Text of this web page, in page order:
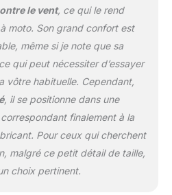
le vent, ce qui le rend
moto. Son grand confort est
même si je note que sa
qui peut nécessiter d’essayer
vôtre habituelle. Cependant,
, il se positionne dans une
finalement à la
Pour ceux qui cherchent
malgré ce petit détail de taille,
choix pertinent.